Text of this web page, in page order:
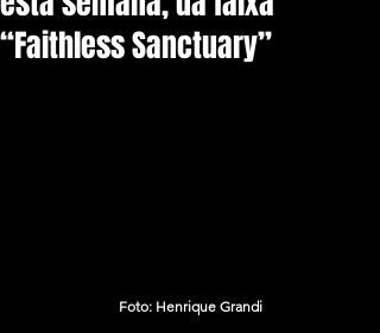
“Faithless Sanctuary”
Foto: Henrique Grandi